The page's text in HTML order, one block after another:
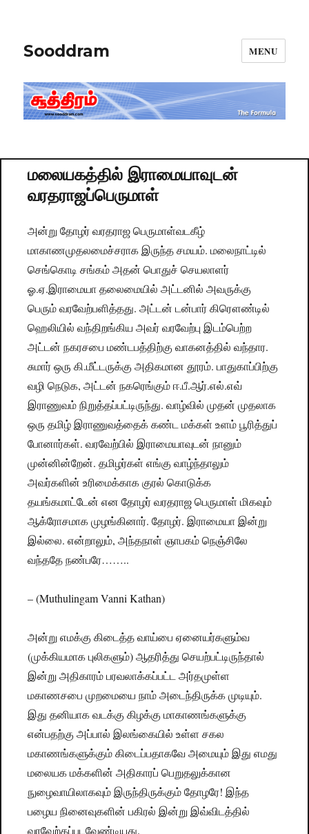
Sooddram MENU
மலையகத்தில் இராமையாவுடன்
வரதராஜப்பெருமாள்
அன்று தோழர் வரதராஜ பெருமாள்வடகீழ்
மாகாணமுதலமைச்சராக இருந்த சமயம். மலைநாட்டில்
செங்கொடி சங்கம் அதன் பொதுச் செயலாளர்
ஓ.ஏ.இராமையா தலைமையில் அட்டனில் அவருக்கு
பெரும் வரவேற்பளித்தது. அட்டன் டன்பார் கிரௌண்டில்
ஹெலியில் வந்திறங்கிய அவர் வரவேற்பு இடம்பெற்ற
அட்டன் நகரசபை மண்டபத்திற்கு வாகனத்தில் வந்தார.
சுமார் ஒரு கி.மீட்டருக்கு அதிகமான தூரம். பாதுகாப்பிற்கு
வழி நெடுக, அட்டன் நகரெங்கும் ஈ.பீ.ஆர்.எல்.எவ்
இராணுவம் நிறுத்தப்பட்டிருந்து. வாழ்வில் முதன் முதலாக
ஒரு தமிழ் இராணுவத்தைக் கண்ட மக்கள் உளம் பூரித்துப்
போனார்கள். வரவேற்பில் இராமையாவுடன் நானும்
முன்னின்றேன். தமிழர்கள் எங்கு வாழ்ந்தாலும்
அவர்களின் உரிமைக்காக குரல் கொடுக்க
தயங்கமாட்டேன் என தோழர் வரதராஜ பெருமாள் மிகவும்
ஆக்ரோசமாக முழங்கினார். தோழர். இராமையா இன்று
இல்லை. என்றாலும், அந்தநாள் ஞாபகம் நெஞ்சிலே
வந்ததே நண்பரே……..
– (Muthulingam Vanni Kathan)
அன்று எமக்கு கிடைத்த வாய்பை ஏனையர்களும்வ
(முக்கியமாக புலிகளும்) ஆதரித்து செயற்பட்டிருந்தால்
இன்று அதிகாரம் பரவலாக்கப்பட்ட அர்தமுள்ள
மகாணசபை முறமையை நாம் அடைந்திருக்க முடியும்.
இது தனியாக வடக்கு கிழக்கு மாகாணங்களுக்கு
என்பதற்கு அப்பால் இலங்கையில் உள்ள சகல
மகாணங்களுக்கும் கிடைப்பதாகவே அமையும் இது எமது
மலையக மக்களின் அதிகாரப் பெறுதலுக்கான
நுழைவாயிலாகவும் இருந்திருக்கும் தோழரே! இந்த
பழைய நினைவுகளின் பகிரல் இன்று இவ்விடத்தில்
வரவேற்கப்படவேண்டியது.